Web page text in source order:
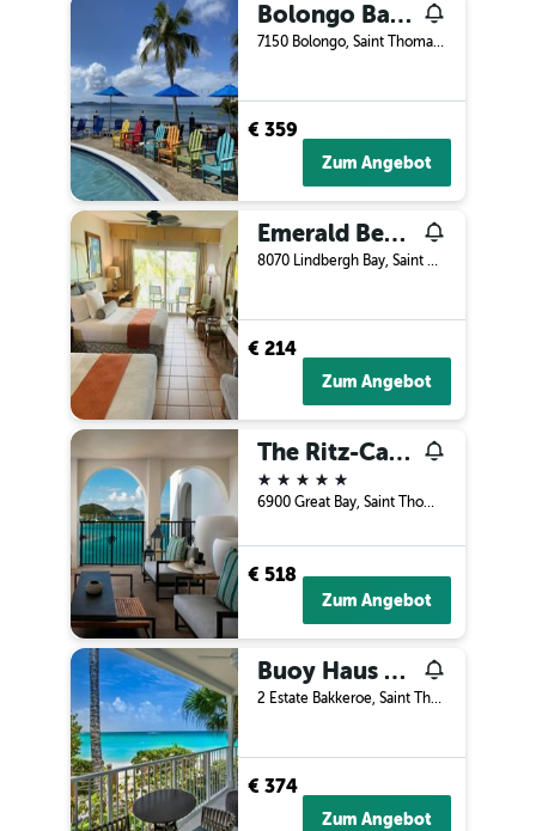
Bolongo Bay Beach Resort
7150 Bolongo, Saint Thomas, Amerikanische Jungferninseln
€ 359
Zum Angebot
Emerald Beach Resort
8070 Lindbergh Bay, Saint Thomas, Amerikanische Jungferninseln
€ 214
Zum Angebot
The Ritz-Carlton St Thomas
5 Sterne
6900 Great Bay, Saint Thomas, Amerikanische Jungferninseln
€ 518
Zum Angebot
Buoy Haus Beach Resort St. Thomas, Autograph Collection
2 Estate Bakkeroe, Saint Thomas, Amerikanische Jungferninseln
€ 374
Zum Angebot